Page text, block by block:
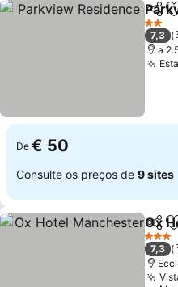
2
7,3
a
De € 50
Consulte os preços de 9 sites
Ox
3
7,3